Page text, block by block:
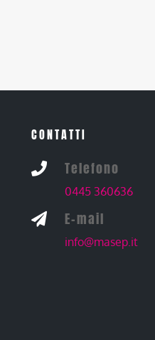
CONTATTI
 Telefono
0445 360636
 E-mail
info@masep.it